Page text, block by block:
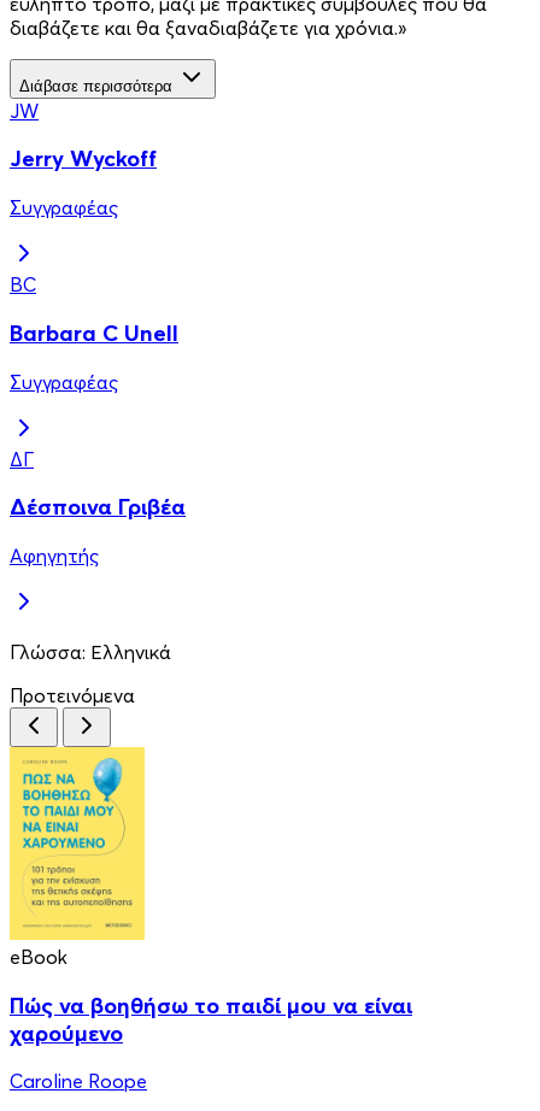
διαβάζετε και θα ξαναδιαβά­ζετε για χρόνια.»
Διάβασε περισσότερα
JW
Jerry Wyckoff
Συγγραφέας
BC
Barbara C Unell
Συγγραφέας
ΔΓ
Δέσποινα Γριβέα
Αφηγητής
Γλώσσα: Ελληνικά
Προτεινόμενα
eBook
Πώς να βοηθήσω το παιδί μου να είναι
χαρούμενο
Caroline Roope